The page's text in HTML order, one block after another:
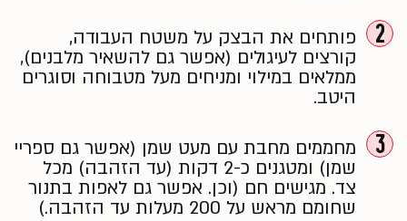
2
פותחים את הבצק על משטח העבודה,
קורצים לעיגולים (אפשר גם להשאיר מלבנים),
ממלאים במילוי ומניחים מעל מטבוחה וסוגרים
היטב.
3
מחממים מחבת עם מעט שמן (אפשר גם ספריי
שמן) ומטגנים כ-2 דקות (עד הזהבה) מכל
צד. מגישים חם (וכן. אפשר גם לאפות בתנור
שחומם מראש על 200 מעלות עד הזהבה.)